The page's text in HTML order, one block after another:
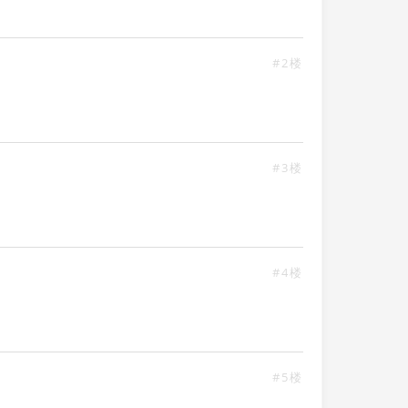
#2楼
#3楼
#4楼
#5楼